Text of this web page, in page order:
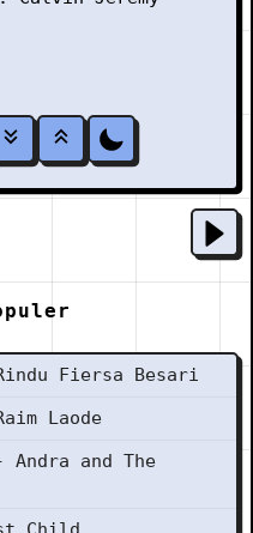
Fiersa Besari
Laode
Andra and The